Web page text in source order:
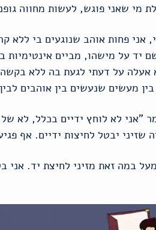
מי שאני פוגש, לעשות מחווה
אני פחות אוהב שנוגעים בי
יד על מישהו, מביים
על דעתי לגעת בה ללא בקשה
מעשים שנעשים בין אוהבים
"אני לא לוחץ ידיים בכלל, לא
שזיני יבטל לחיצות ידיים. אף
במה זאת מזיני לחיצת יד. אני